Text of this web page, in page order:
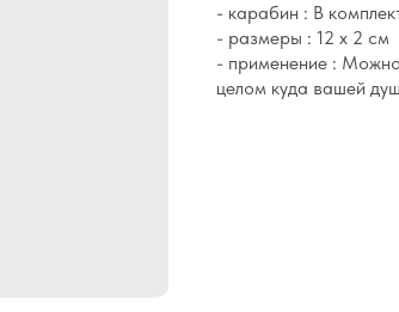
- карабин : В
- размеры : 12 х 2 см
- применение :
целом куда вашей